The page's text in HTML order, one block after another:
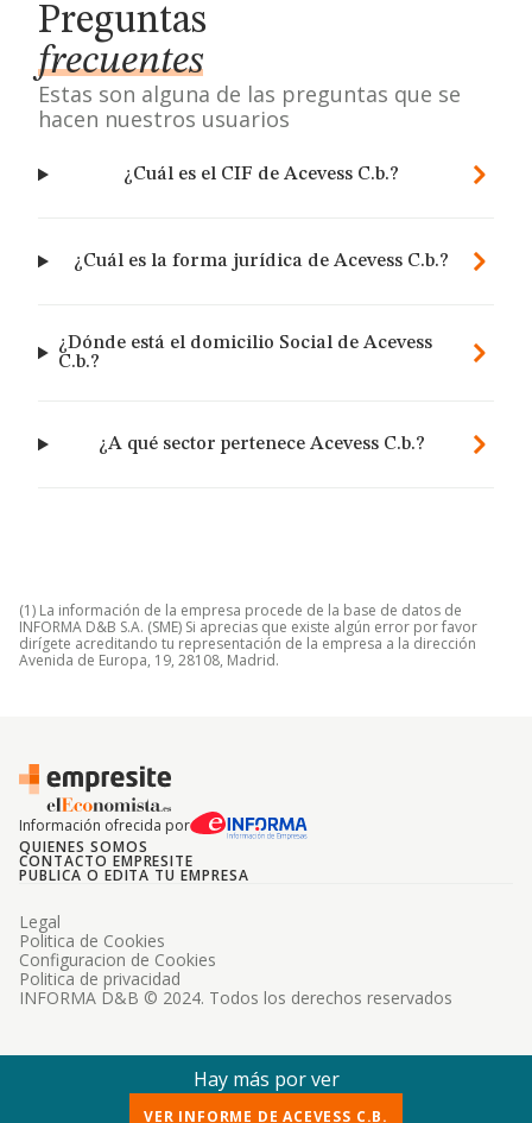
Preguntas
frecuentes
Estas son alguna de las preguntas que se
hacen nuestros usuarios
¿Cuál es el CIF de Acevess C.b.?
¿Cuál es la forma jurídica de Acevess C.b.?
¿Dónde está el domicilio Social de Acevess
C.b.?
¿A qué sector pertenece Acevess C.b.?
(1) La información de la empresa procede de la base de datos de
INFORMA D&B S.A. (SME) Si aprecias que existe algún error por favor
dirígete acreditando tu representación de la empresa a la dirección
Avenida de Europa, 19, 28108, Madrid.
Información ofrecida por
QUIENES SOMOS
CONTACTO EMPRESITE
PUBLICA O EDITA TU EMPRESA
INFORMA D&B © 2024. Todos los derechos reservados
Legal
Politica de Cookies
Configuracion de Cookies
Politica de privacidad
Hay más por ver
VER INFORME DE ACEVESS C.B.